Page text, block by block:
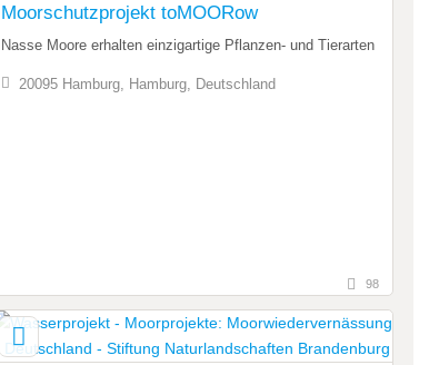
Moorschutzprojekt toMOORow
Nasse Moore erhalten einzigartige Pflanzen- und Tierarten
20095 Hamburg, Hamburg, Deutschland
98